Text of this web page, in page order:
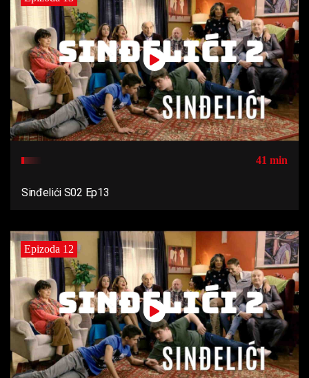
41 min
Sinđelići S02 Ep13
Epizoda 12